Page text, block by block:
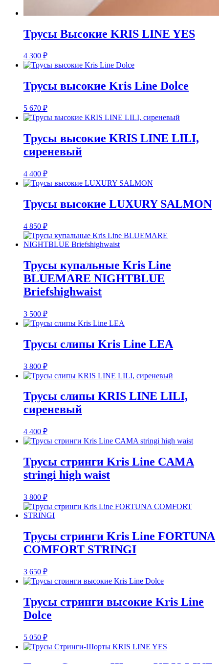
Трусы Высокие KRIS LINE YES
4 300 ₽
Трусы высокие Kris Line Dolce
5 670 ₽
Трусы высокие KRIS LINE LILI,
сиреневый
4 400 ₽
Трусы высокие LUXURY SALMON
4 850 ₽
Трусы купальные Kris Line
BLUEMARE NIGHTBLUE
Briefshighwaist
3 500 ₽
Трусы слипы Kris Line LEA
3 800 ₽
Трусы слипы KRIS LINE LILI,
сиреневый
4 400 ₽
Трусы стринги Kris Line CAMA
stringi high waist
3 800 ₽
Трусы стринги Kris Line FORTUNA
COMFORT STRINGI
3 650 ₽
Трусы стринги высокие Kris Line
Dolce
5 050 ₽